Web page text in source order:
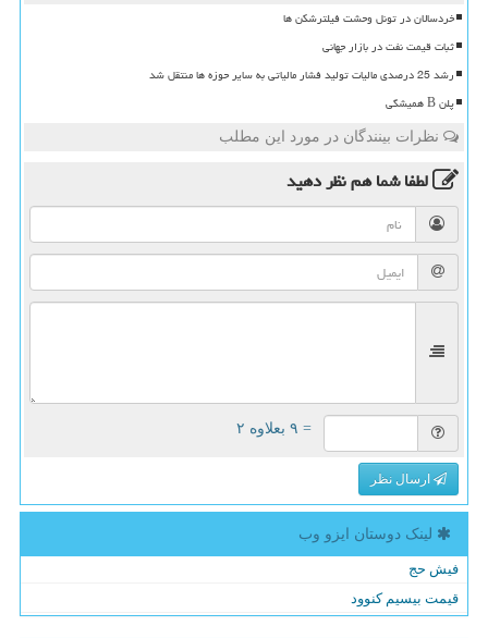
خردسالان در تونل وحشت فیلترشکن ها
ثبات قیمت نفت در بازار جهانی
رشد 25 درصدی مالیات تولید فشار مالیاتی به سایر حوزه ها منتقل شد
پلن B همیشگی
نظرات بینندگان در مورد این مطلب
لطفا شما همنظر دهید
= ۹ بعلاوه ۲
ارسال نظر
لینک دوستان ایزو وب
فیش حج
قیمت بیسیم کنوود